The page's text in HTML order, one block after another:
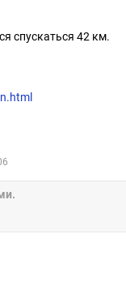
спускаться 42 км.